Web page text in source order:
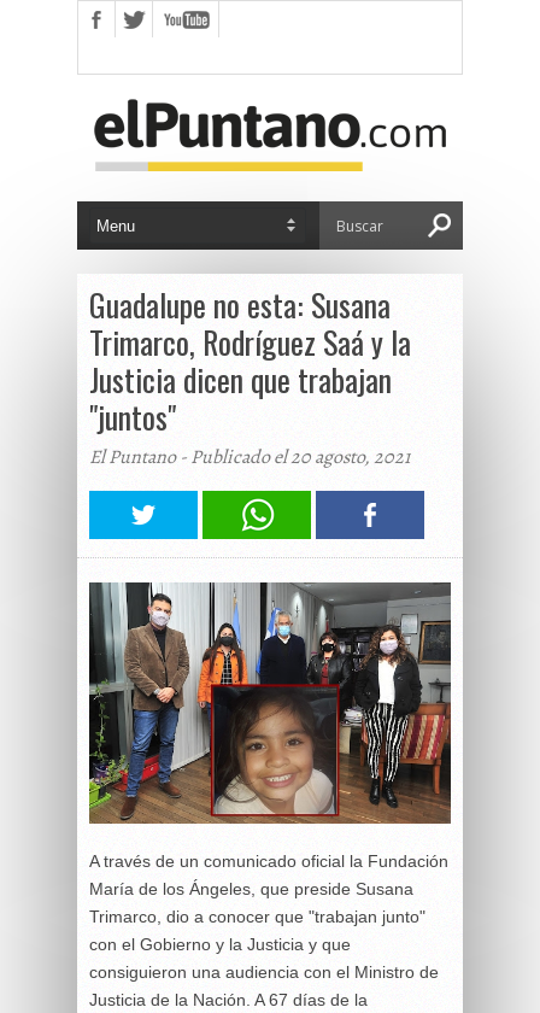
Guadalupe no esta: Susana
Trimarco, Rodríguez Saá y la
Justicia dicen que trabajan
"juntos"
El Puntano - Publicado el 20 agosto, 2021
A través de un comunicado oficial la Fundación
María de los Ángeles, que preside Susana
Trimarco, dio a conocer que "trabajan junto"
con el Gobierno y la Justicia y que
consiguieron una audiencia con el Ministro de
Justicia de la Nación. A 67 días de la